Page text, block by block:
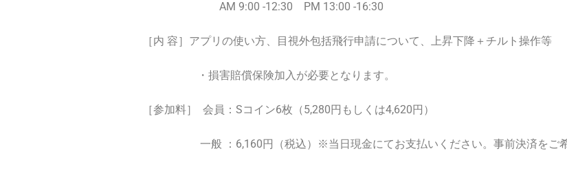
AM 9:00 -12:30 PM 13:00 -16:30
［内 容］アプリの使い方、目視外包括飛行申請について、上昇下降＋チルト操作等
・損害賠償保険加入が必要となります。
［参加料］ 会員：Sコイン6枚（5,280円もしくは4,620円）
一般 ：6,160円（税込）※当日現金にてお支払いください。事前決済をご希